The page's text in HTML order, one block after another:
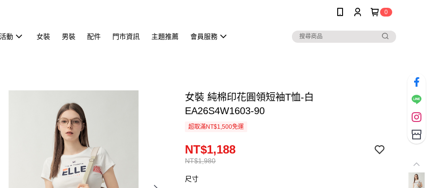
0
動 女裝 男裝 配件 門市資訊 主題推薦 會員服務
女裝 純棉印花圓領短袖T恤-白
EA26S4W1603-90
超取滿NT$1,500免運
NT$1,980
NT$1,188
尺寸